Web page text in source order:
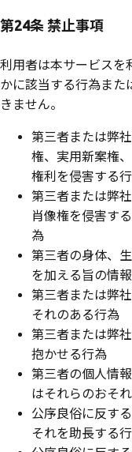
第24条 禁止事項
利用者は本サービスを
かに該当する行為また
きません。
第三者または弊
権、実用新案権
権利を侵害する
第三者または弊
肖像権を侵害す
為
第三者の身体、
を加える旨の情
第三者または弊
それのある行為
第三者または弊
抱かせる行為
第三者の個人情
はそれらのおそ
公序良俗に反す
それを助長する